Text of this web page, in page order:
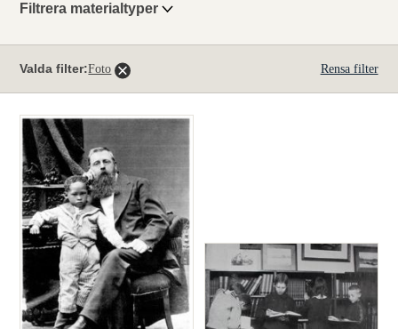
Visningsläge
Filtrera materialtyper
träffar
Valda filter:Foto Rensa filter